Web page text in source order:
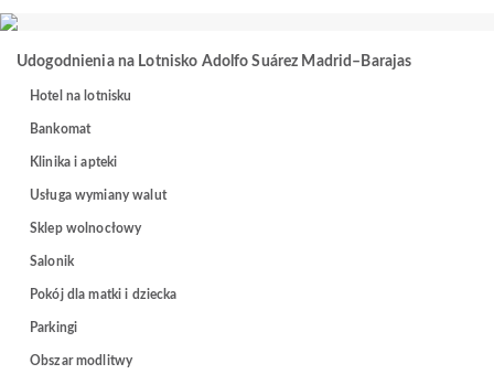
Udogodnienia na Lotnisko Adolfo Suárez Madrid–Barajas
Hotel na lotnisku
Bankomat
Klinika i apteki
Usługa wymiany walut
Sklep wolnocłowy
Salonik
Pokój dla matki i dziecka
Parkingi
Obszar modlitwy